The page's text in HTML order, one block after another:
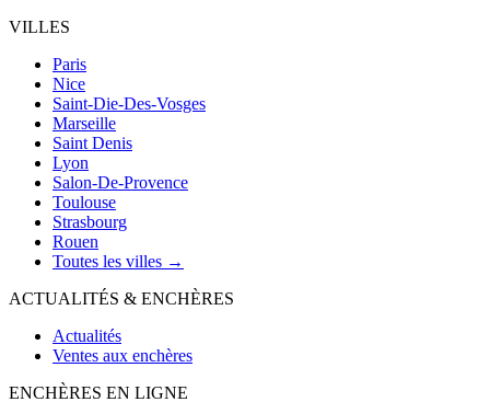
VILLES
Paris
Nice
Saint-Die-Des-Vosges
Marseille
Saint Denis
Lyon
Salon-De-Provence
Toulouse
Strasbourg
Rouen
Toutes les villes →
ACTUALITÉS & ENCHÈRES
Actualités
Ventes aux enchères
ENCHÈRES EN LIGNE